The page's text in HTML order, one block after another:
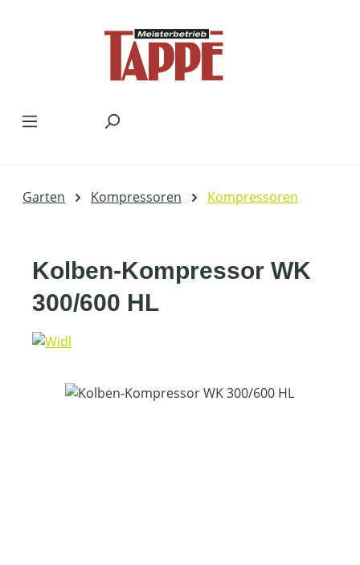
Garten Kompressoren Kompressoren
Kolben-Kompressor WK
300/600 HL
Bildergalerie überspringen